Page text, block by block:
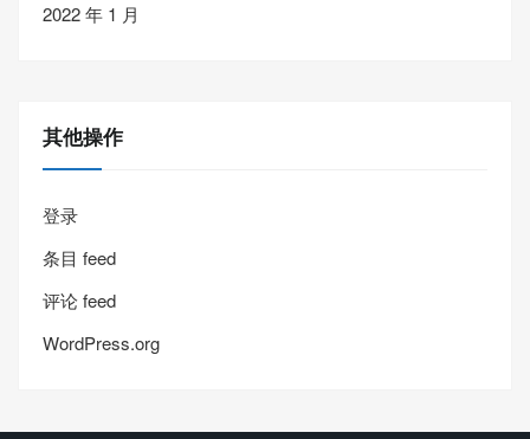
2022 年 1 月
其他操作
登录
条目 feed
评论 feed
WordPress.org